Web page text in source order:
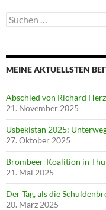
Suche
nach:
MEINE AKTUELLSTEN
Abschied von Richard
21. November 2025
Usbekistan 2025:
27. Oktober 2025
Brombeer-Koalition in
21. Mai 2025
Der Tag, als die
20. März 2025